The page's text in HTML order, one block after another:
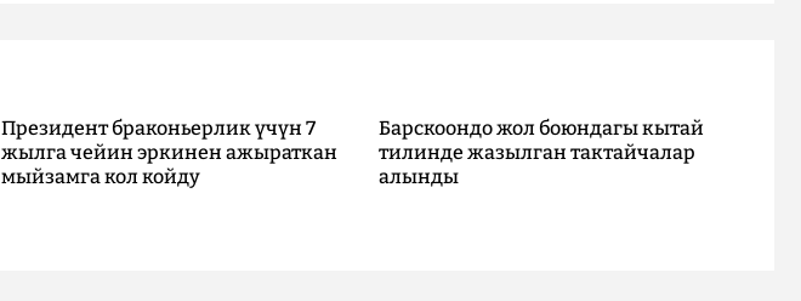
Президент браконьерлик үчүн 7
жылга чейин эркинен ажыраткан
мыйзамга кол койду
Барскоондо жол боюндагы кытай
тилинде жазылган тактайчалар
алынды